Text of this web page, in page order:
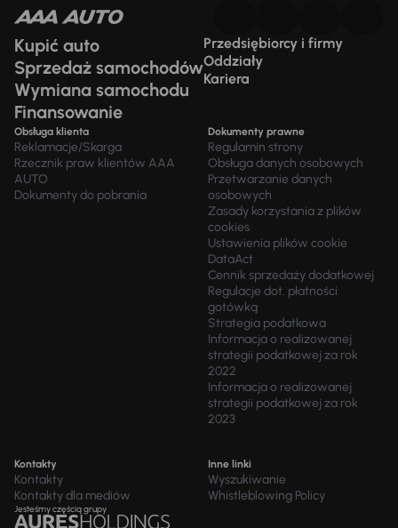
Kupić auto
Sprzedaż samochodów
Wymiana samochodu
Finansowanie
Przedsiębiorcy i firmy
Oddziały
Kariera
Obsługa klienta
Reklamacje/Skarga
Rzecznik praw klientów AAA
AUTO
Dokumenty do pobrania
Dokumenty prawne
Regulamin strony
Obsługa danych osobowych
Przetwarzanie danych
osobowych
Zasady korzystania z plików
cookies
Ustawienia plików cookie
DataAct
Cennik sprzedaży dodatkowej
Regulacje dot. płatności
gotówką
Strategia podatkowa
Informacja o realizowanej
strategii podatkowej za rok
2022
Informacja o realizowanej
strategii podatkowej za rok
2023
Kontakty
Kontakty
Kontakty dla mediów
Inne linki
Wyszukiwanie
Whistleblowing Policy
Jesteśmy częścią grupy